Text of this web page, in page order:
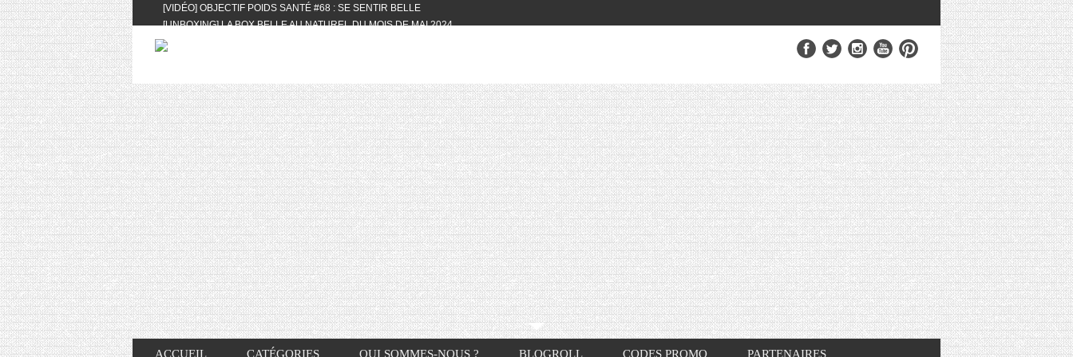
[VIDÉO] OBJECTIF POIDS SANTÉ #68 : SE SENTIR BELLE
[UNBOXING] LA BOX BELLE AU NATUREL DU MOIS DE MAI 2024
[VIDÉO] UNBOXING : LES MY LITTLE & BIOTYFULL BOX DU MOIS DE MAI 2024
[VIDÉO] QUITOQUE #10 : MEAL PREP & CONVIVIALITÉ
[VIDÉO] UNBOXING : LES MY LITTLE & BIOTYFULL BOX DU MOIS D’AVRIL
2024 FEAT. AKILA
[VIDÉO] OBJECTIF POIDS SANTÉ #67 : L’AVIS DES AUTRES, CE N’EST QUE LA
VIE DES AUTRES
[VIDÉO] UNBOXING : LES MY LITTLE & BIOTYFULL BOX DES MOIS DE
FÉVRIER ET MARS 2024 FEAT. AKILA
[VIDÉO] LA SÉLECTION DU MOIS #JANVIER2024
[VIDÉO] HELLOFRESH #34 : IDÉES RECETTES RISOTTO
ACCUEIL CATÉGORIES QUI SOMMES-NOUS ? BLOGROLL CODES PROMO PARTENAIRES